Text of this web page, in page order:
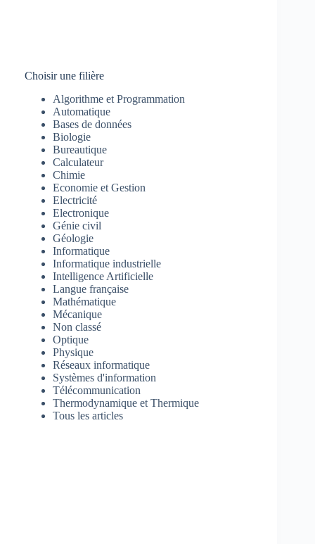
Choisir une filière
Algorithme et Programmation
Automatique
Bases de données
Biologie
Bureautique
Calculateur
Chimie
Economie et Gestion
Electricité
Electronique
Génie civil
Géologie
Informatique
Informatique industrielle
Intelligence Artificielle
Langue française
Mathématique
Mécanique
Non classé
Optique
Physique
Réseaux informatique
Systèmes d'information
Télécommunication
Thermodynamique et Thermique
Tous les articles